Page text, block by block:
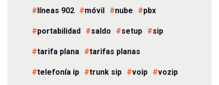
líneas 902
móvil nube
pbx
portabilidad
saldo setup
sip
tarifa plana
tarifas planas
telefonía ip
trunk sip voip
vozip